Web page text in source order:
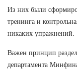
Из них были
тренинга и
никаких упражнений.
Важен принцип
департамента